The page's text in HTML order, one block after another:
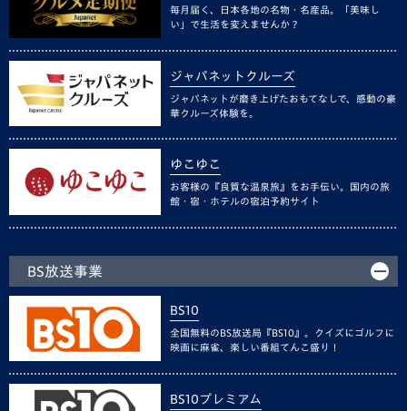
毎月届く、日本各地の名物・名産品。「美味し
い」で生活を変えませんか？
ジャパネットクルーズ
ジャパネットが磨き上げたおもてなしで、感動の豪
華クルーズ体験を。
ゆこゆこ
お客様の『良質な温泉旅』をお手伝い。国内の旅
館・宿・ホテルの宿泊予約サイト
BS放送事業
BS10
全国無料のBS放送局『BS10』。クイズにゴルフに
映画に麻雀、楽しい番組てんこ盛り！
BS10プレミアム